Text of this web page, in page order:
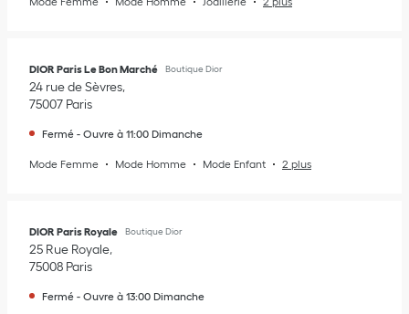
DIOR Paris Le Bon Marché Boutique Dior
24 rue de Sèvres
75007 Paris
Fermé - Ouvre à 11:00 Dimanche
Mode Femme Mode Homme Mode Enfant 2 plus
DIOR Paris Royale Boutique Dior
25 Rue Royale
75008 Paris
Fermé - Ouvre à 13:00 Dimanche